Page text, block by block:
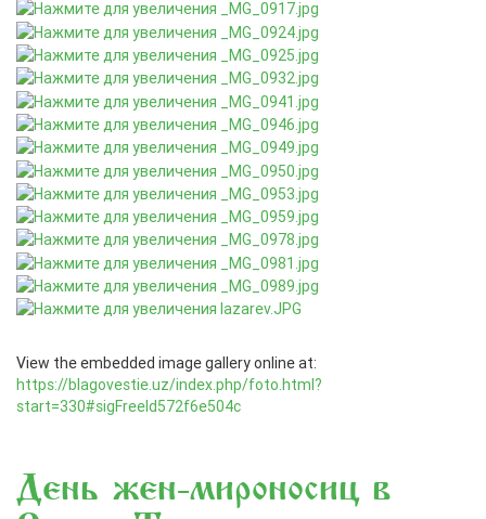
View the embedded image gallery online at:
https://blagovestie.uz/index.php/foto.html?
start=330#sigFreeId572f6e504c
День жен-мироносиц в